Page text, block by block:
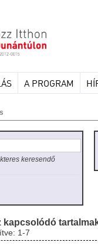
A PROGRAM
keresendő
kapcsolódó
1-7